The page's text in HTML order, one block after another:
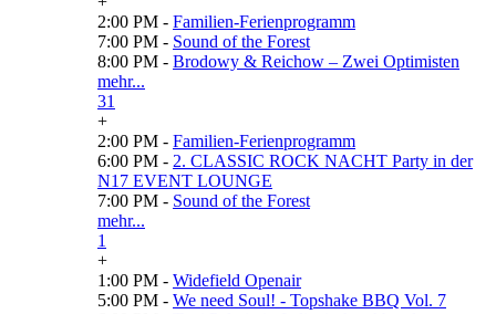
2:00 PM - Familien-Ferienprogramm
7:00 PM - Sound of the Forest
8:00 PM - Brodowy & Reichow – Zwei Optimisten
mehr...
31
+
2:00 PM - Familien-Ferienprogramm
6:00 PM - 2. CLASSIC ROCK NACHT Party in der
N17 EVENT LOUNGE
7:00 PM - Sound of the Forest
mehr...
1
+
1:00 PM - Widefield Openair
5:00 PM - We need Soul! - Topshake BBQ Vol. 7